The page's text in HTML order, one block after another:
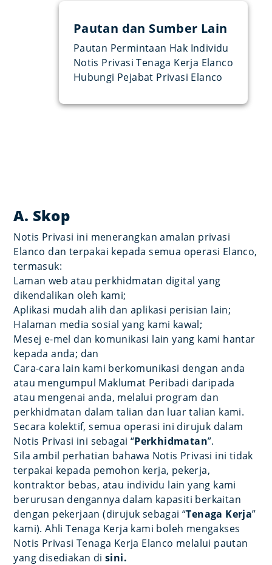
Pautan dan Sumber Lain
Pautan Permintaan Hak Individu
Notis Privasi Tenaga Kerja Elanco
Hubungi Pejabat Privasi Elanco
A. Skop
Notis Privasi ini menerangkan amalan privasi
Elanco dan terpakai kepada semua operasi Elanco,
termasuk:
Laman web atau perkhidmatan digital yang
dikendalikan oleh kami;
Aplikasi mudah alih dan aplikasi perisian lain;
Halaman media sosial yang kami kawal;
Mesej e-mel dan komunikasi lain yang kami hantar
kepada anda; dan
Cara-cara lain kami berkomunikasi dengan anda
atau mengumpul Maklumat Peribadi daripada
atau mengenai anda, melalui program dan
perkhidmatan dalam talian dan luar talian kami.
Secara kolektif, semua operasi ini dirujuk dalam
Notis Privasi ini sebagai “Perkhidmatan”.
Sila ambil perhatian bahawa Notis Privasi ini tidak
terpakai kepada pemohon kerja, pekerja,
kontraktor bebas, atau individu lain yang kami
berurusan dengannya dalam kapasiti berkaitan
dengan pekerjaan (dirujuk sebagai “Tenaga Kerja”
kami). Ahli Tenaga Kerja kami boleh mengakses
Notis Privasi Tenaga Kerja Elanco melalui pautan
yang disediakan disini.